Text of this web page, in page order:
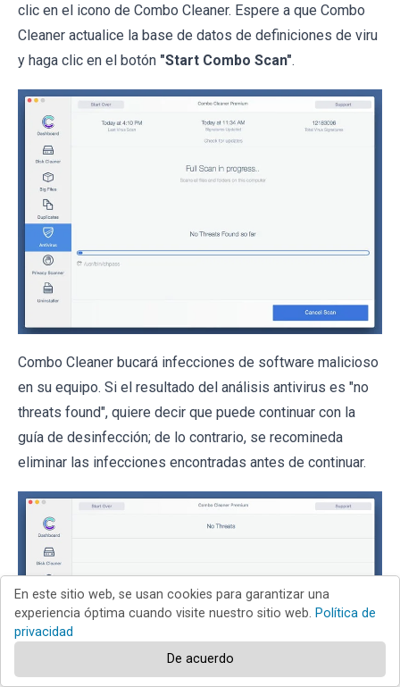
clic en el icono de Combo Cleaner. Espere a que Combo
Cleaner actualice la base de datos de definiciones de viru
y haga clic en el botón "Start Combo Scan".
Combo Cleaner bucará infecciones de software malicioso
en su equipo. Si el resultado del análisis antivirus es "no
threats found", quiere decir que puede continuar con la
guía de desinfección; de lo contrario, se recomineda
eliminar las infecciones encontradas antes de continuar.
En este sitio web, se usan cookies para garantizar una
experiencia óptima cuando visite nuestro sitio web. Política de
privacidad
De acuerdo